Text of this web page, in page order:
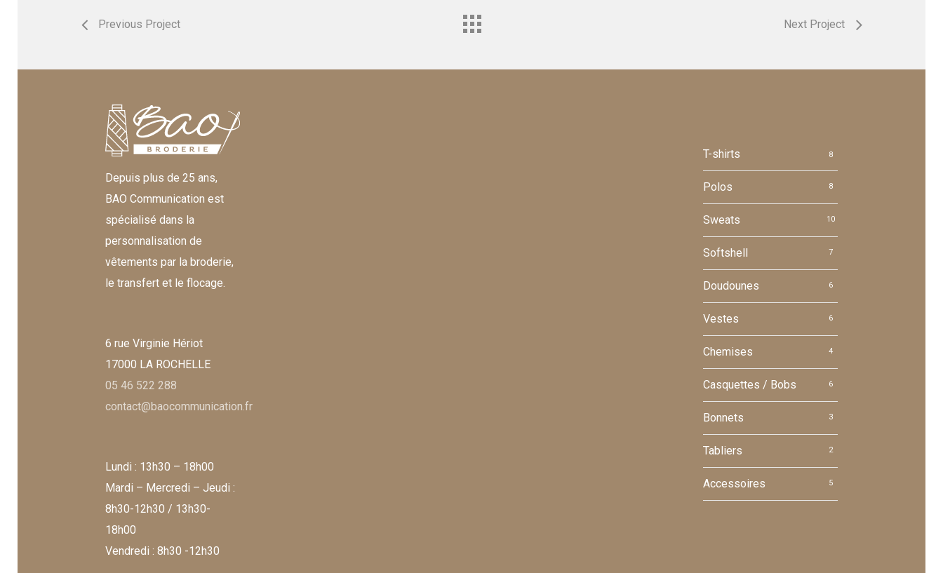
Previous Project Next Project
Depuis plus de 25 ans,
BAO Communication est
spécialisé dans la
personnalisation de
vêtements par la broderie,
le transfert et le flocage.
6 rue Virginie Hériot
17000 LA ROCHELLE
05 46 522 288
contact@baocommunication.fr
Lundi : 13h30 – 18h00
Mardi – Mercredi – Jeudi :
8h30-12h30 / 13h30-
18h00
Vendredi : 8h30 -12h30
T-shirts 8
Polos 8
Sweats 10
Softshell 7
Doudounes 6
Vestes 6
Chemises 4
Casquettes / Bobs 6
Bonnets 3
Tabliers 2
Accessoires 5